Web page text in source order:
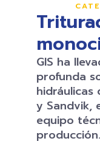
GIS ha
profunda
hidráulicas
y Sandvik,
equipo